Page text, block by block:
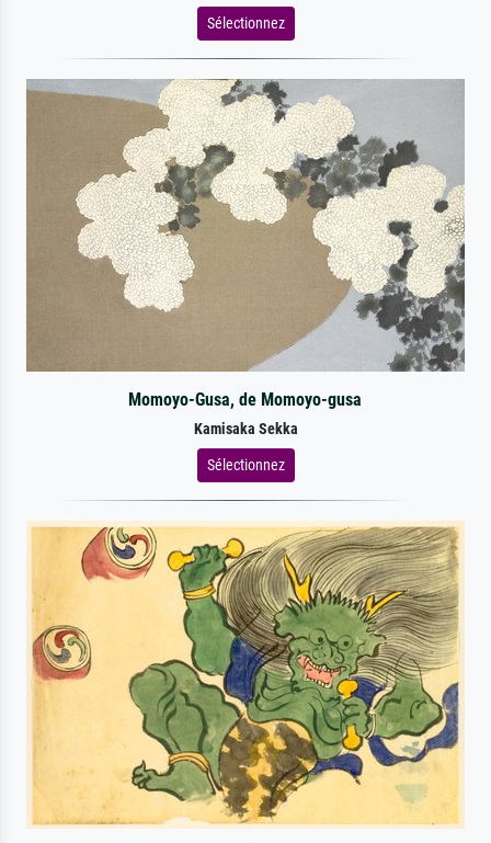
Sélectionnez
Momoyo-Gusa, de Momoyo-gusa
Kamisaka Sekka
Sélectionnez